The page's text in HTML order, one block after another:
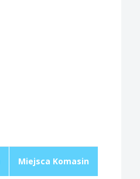
Miejsca Komasin